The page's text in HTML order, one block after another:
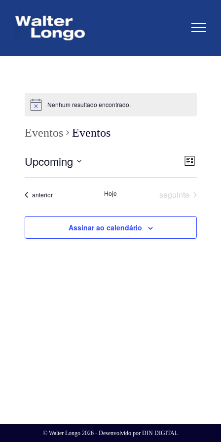
Nenhum resultado encontrado.
Eventos Eventos
de
do
visual
List
Upcoming
Selecione
data.
Eventos
anterior Hoje Eventos
seguinte
Assinar ao calendário
© Walter Longo 2026 - Desenvolvido por DIN DIGITAL